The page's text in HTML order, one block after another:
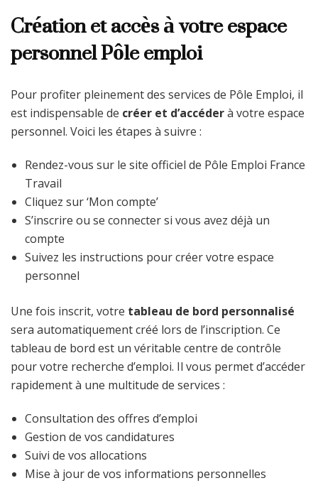
Création et accès à votre espace
personnel Pôle emploi
Pour profiter pleinement des services de Pôle Emploi, il
est indispensable de créer et d’accéderà votre espace
personnel. Voici les étapes à suivre :
Rendez-vous sur le site officiel de Pôle Emploi France
Travail
Cliquez sur ‘Mon compte’
S’inscrire ou se connecter si vous avez déjà un
compte
Suivez les instructions pour créer votre espace
personnel
Une fois inscrit, votre tableau de bord personnalisé
sera automatiquement créé lors de l’inscription. Ce
tableau de bord est un véritable centre de contrôle
pour votre recherche d’emploi. Il vous permet d’accéder
rapidement à une multitude de services :
Consultation des offres d’emploi
Gestion de vos candidatures
Suivi de vos allocations
Mise à jour de vos informations personnelles